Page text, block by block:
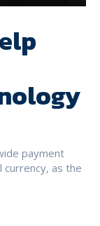
payment
as the